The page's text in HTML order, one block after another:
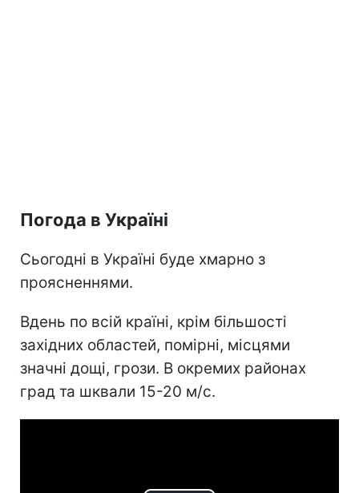
Погода в Україні
Сьогодні в Україні буде хмарно з
проясненнями.
Вдень по всій країні, крім більшості
західних областей, помірні, місцями
значні дощі, грози. В окремих районах
град та шквали 15-20 м/с.